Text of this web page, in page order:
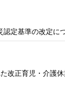
認定基準の改定に
改正育児・介護